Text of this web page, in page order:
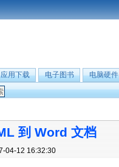
应用下载 电子图书 电脑硬件
到 Word 文档
04-12 16:32:30